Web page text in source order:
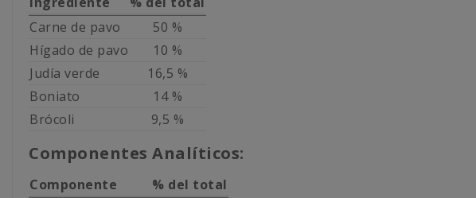
Carne de pavo
50 %
Hígado de pavo
10 %
Judía verde
16,5 %
Boniato
14 %
Brócoli
9,5 %
Componentes Analíticos:
Componente
% del total